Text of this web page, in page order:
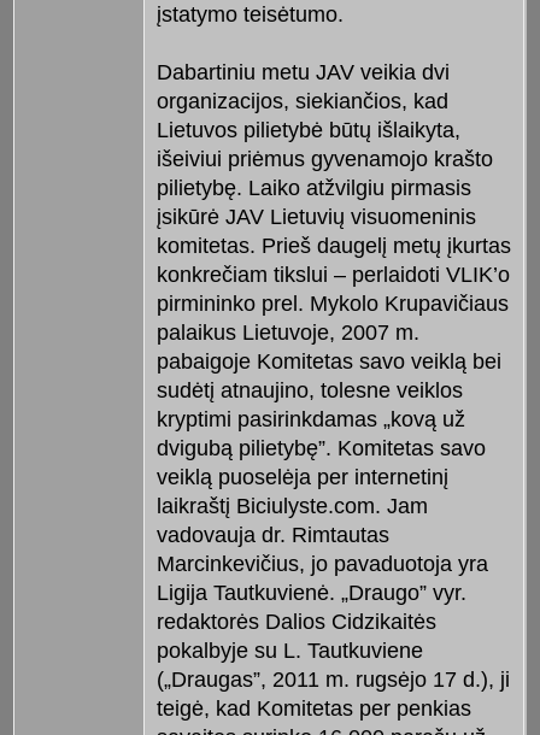
įstatymo teisėtumo.
Dabartiniu metu JAV veikia dvi
organizacijos, siekiančios, kad
Lietuvos pilietybė būtų išlaikyta,
išeiviui priėmus gyvenamojo krašto
pilietybę. Laiko atžvilgiu pirmasis
įsikūrė JAV Lietuvių visuomeninis
komitetas. Prieš daugelį metų įkurtas
konkrečiam tikslui – perlaidoti VLIK’o
pirmininko prel. Mykolo Krupavičiaus
palaikus Lietuvoje, 2007 m.
pabaigoje Komitetas savo veiklą bei
sudėtį atnaujino, tolesne veiklos
kryptimi pasirinkdamas „kovą už
dvigubą pilietybę”. Komitetas savo
veiklą puoselėja per internetinį
laikraštį Biciulyste.com. Jam
vadovauja dr. Rimtautas
Marcinkevičius, jo pavaduotoja yra
Ligija Tautkuvienė. „Draugo” vyr.
redaktorės Dalios Cidzikaitės
pokalbyje su L. Tautkuviene
(„Draugas”, 2011 m. rugsėjo 17 d.), ji
teigė, kad Komitetas per penkias